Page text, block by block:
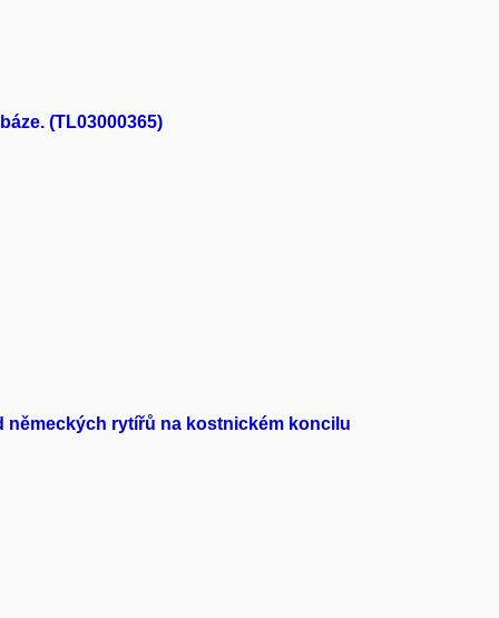
(TL03000365)
německých rytířů na kostnickém koncilu